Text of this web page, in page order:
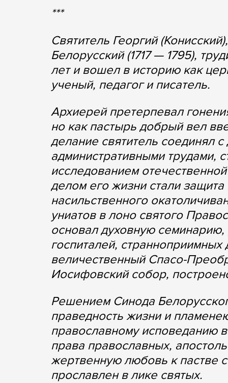
***
Святитель Георгий
Белорусский (1717 — 1795),
лет и вошел в историю как
ученый, педагог и писатель.
Архиерей претерпевал
но как пастырь добрый вел
делание святитель соединял
административными трудами,
исследованием
делом его жизни стали
насильственного
униатов в лоно святого
основал духовную
госпиталей,
величественный Спасо-
Иосифовский собор,
Решением Синода
праведность жизни и
православному исповеданию
права православных,
жертвенную любовь к пастве
прославлен в лике святых.